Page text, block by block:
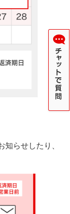
ＦＪダイレク
に申込可能！
らせしたり、